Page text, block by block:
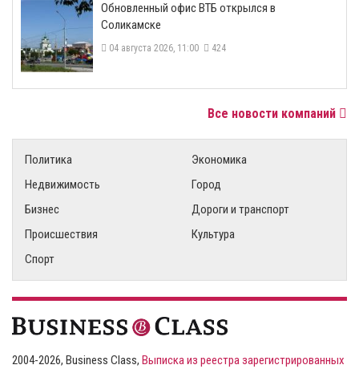
​Обновленный офис ВТБ открылся в
Соликамске
04 августа 2026, 11:00 424
Все новости компаний
Политика
Экономика
Недвижимость
Город
Бизнес
Дороги и транспорт
Происшествия
Культура
Спорт
2004-2026, Business Class, Выписка из реестра зарегистрированных